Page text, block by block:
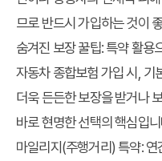
므로 반드시 가입하는 것이
숨겨진 보장 꿀팁: 특약 활용
자동차 종합보험 가입 시, 기
더욱 든든한 보장을 받거나
바로 현명한 선택의 핵심입
마일리지(주행거리) 특약:연